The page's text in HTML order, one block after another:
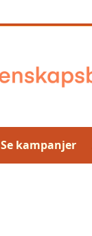
Se kampanjer